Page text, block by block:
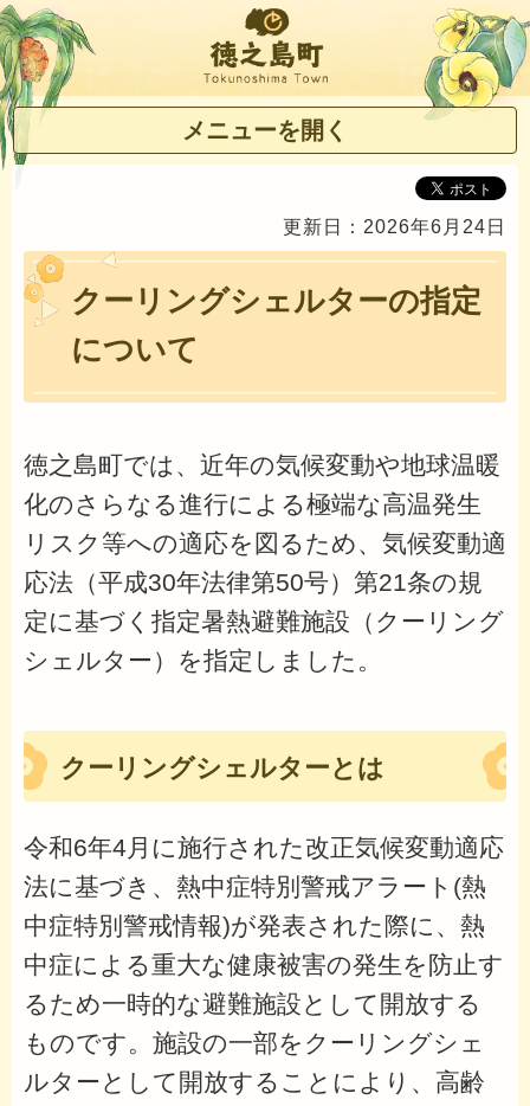
徳之島町
メニューを開く
更新日：2026年6月24日
クーリングシェルターの指定
について
徳之島町では、近年の気候変動や地球温暖
化のさらなる進行による極端な高温発生
リスク等への適応を図るため、気候変動適
応法（平成30年法律第50号）第21条の規
定に基づく指定暑熱避難施設（クーリング
シェルター）を指定しました。
クーリングシェルターとは
令和6年4月に施行された改正気候変動適応
法に基づき、熱中症特別警戒アラート(熱
中症特別警戒情報)が発表された際に、熱
中症による重大な健康被害の発生を防止す
るため一時的な避難施設として開放する
ものです。施設の一部をクーリングシェ
ルターとして開放することにより、高齢